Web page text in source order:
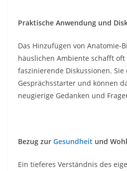
Praktische Anwendung und
Das Hinzufügen von Anatomie-
häuslichen Ambiente schafft oft
faszinierende Diskussionen. Sie
Gesprächsstarter und können
neugierige Gedanken und
Bezug zur Gesundheit und
Ein tieferes Verständnis des